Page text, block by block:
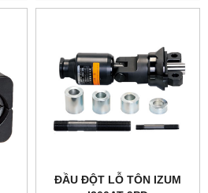
ĐẦU ĐỘT LỖ TÔN IZUM